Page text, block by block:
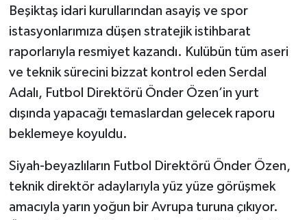
Beşiktaş idari kurullarından asayiş ve spor
istasyonlarımıza düşen stratejik istihbarat
raporlarıyla resmiyet kazandı. Kulübün tüm aseri
ve teknik sürecini bizzat kontrol eden Serdal
Adalı, Futbol Direktörü Önder Özen’in yurt
dışında yapacağı temaslardan gelecek raporu
beklemeye koyuldu.
Siyah-beyazlıların Futbol Direktörü Önder Özen,
teknik direktör adaylarıyla yüz yüze görüşmek
amacıyla yarın yoğun bir Avrupa turuna çıkıyor.